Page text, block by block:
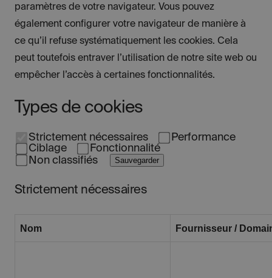
paramètres de votre navigateur. Vous pouvez
également configurer votre navigateur de manière à
ce qu’il refuse systématiquement les cookies. Cela
peut toutefois entraver l’utilisation de notre site web ou
empêcher l’accès à certaines fonctionnalités.
Types de cookies
Strictement nécessaires
Performance
Ciblage
Fonctionnalité
Non classifiés
Sauvegarder
Strictement nécessaires
Nom Fournisseur /